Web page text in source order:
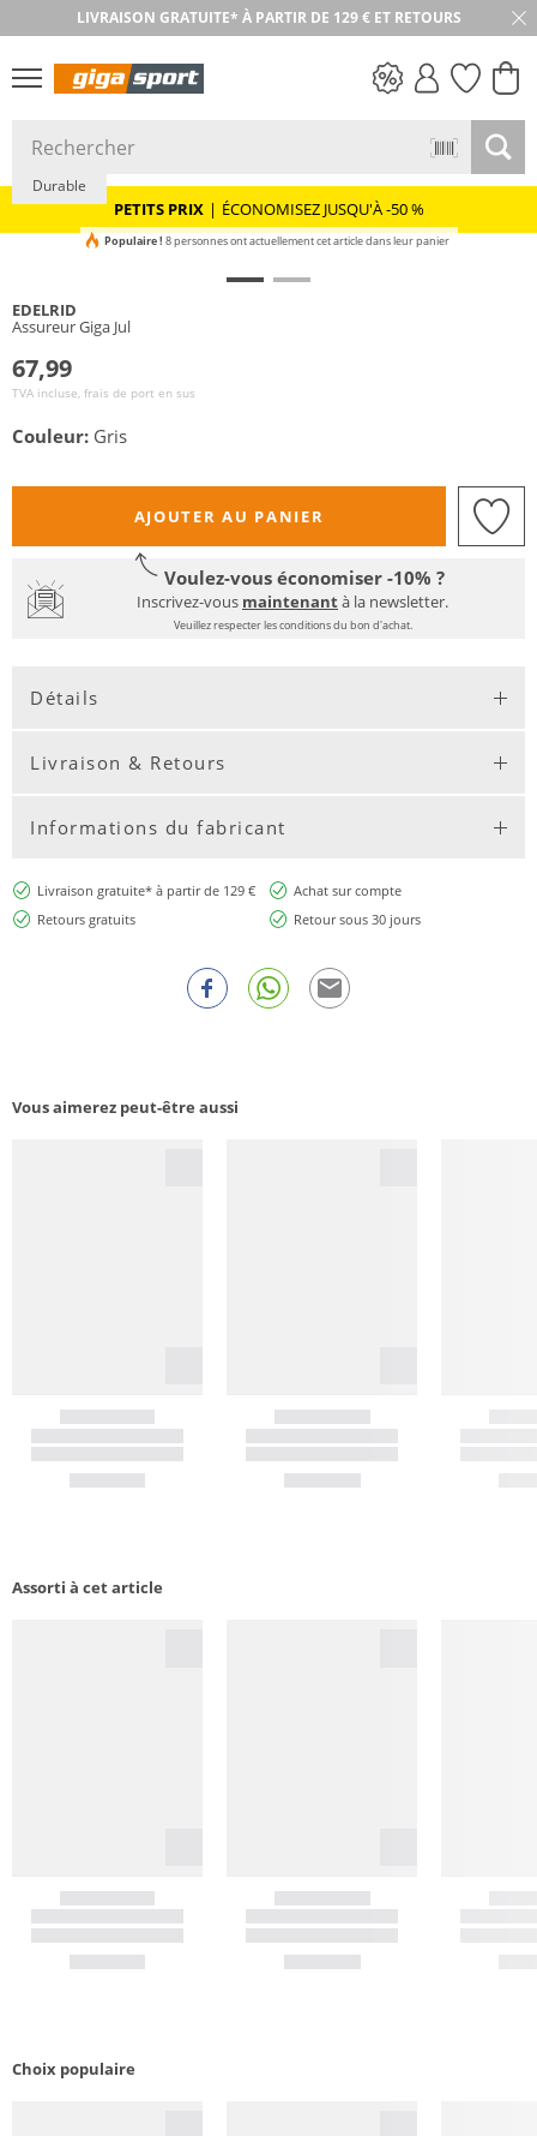
LIVRAISON GRATUITE* À PARTIR DE 129 € ET RETOURS
RETOUR SOUS 30 JOURS
PETITS PRIX
PETITS PRIX | ÉCONOMISEZ JUSQU'À -50 %
Durable
Populaire ! 8 personnes ont actuellement cet article dans leur panier
EDELRID
Assureur Giga Jul
67,99
TVA incluse, frais de port en sus
Couleur: Gris
AJOUTER AU PANIER
Voulez-vous économiser -10% ?
Inscrivez-vous maintenantà la newsletter.
Veuillez respecter les conditions du bon d'achat.
Détails
Livraison & Retours
Informations du fabricant
Livraison gratuite* à partir de 129 €
Achat sur compte
Retours gratuits
Retour sous 30 jours
Vous aimerez peut-être aussi
Assorti à cet article
Choix populaire